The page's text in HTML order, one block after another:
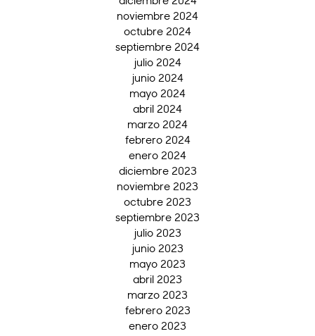
noviembre 2024
octubre 2024
septiembre 2024
julio 2024
junio 2024
mayo 2024
abril 2024
marzo 2024
febrero 2024
enero 2024
diciembre 2023
noviembre 2023
octubre 2023
septiembre 2023
julio 2023
junio 2023
mayo 2023
abril 2023
marzo 2023
febrero 2023
enero 2023